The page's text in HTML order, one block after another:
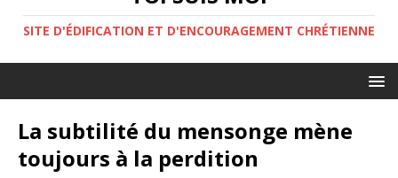
SITE D'ÉDIFICATION ET D'ENCOURAGEMENT CHRÉTIENNE
La subtilité du mensonge mène
toujours à la perdition